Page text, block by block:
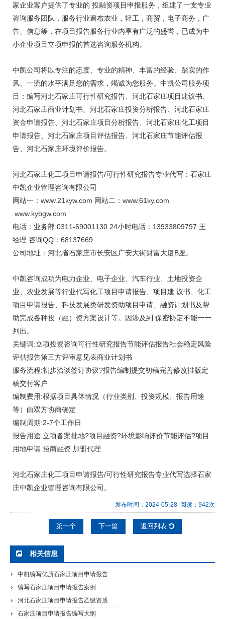
家企业客户提供了专业的 投融资项目申报服务，组建了一支专业
咨询服务团队，服务行业遍布农业，轻工，商贸，电子商务，广
告、信息等，在项目报告服务行业内享有广泛的盛誉，已成为中
小企业项目立项申报的首选咨询服务机构。
中凯公司将以专注的态度、专业的精神、丰富的经验、踏实的作
风、一流的水平满足您的需求，竭诚为您服务。中凯公司服务项
目：编写河北石家庄可行性研究报告、河北石家庄项目建议书、
河北石家庄商业计划书、河北石家庄投资分析报告、河北石家庄
资金申请报告、河北石家庄项目分析报告、河北石家庄化工项目
申请报告、河北石家庄项目评估报告、河北石家庄节能评估报
告、河北石家庄环境评价报告。
河北石家庄化工项目申请报告/可行性研究报告专业代写：石家庄
中凯企业管理咨询有限公司
网站一：www.21kyw.com 网站二：www.61ky.com
www.kybgw.com
电话：业务部:0311-69001130 24小时电话：13933809797 王
经理 咨询QQ：68137669
公司地址：河北省石家庄市长安区广安大街财富大厦B座。
中凯咨询成功为电力企业、电子企业、汽车行业、土地投资企
业、农业发展等行业代写化工项目申请报告、项目建 议书、化工
项目申请报告、科技发展类研发资助项目申请、融资计划书及帮
助完成各种投（融）资方案设计等。因涉及到 保密协定不能一一
列出。
关键词:立项投资咨询可行性研究报告节能评估报告社会稳定风险
评估报告第三方评审意见表商业计划书
服务流程:初步洽谈签订协议?报告编制提交初稿完善修改排版定
稿交付客户
编制费用:根据项目具体情况（行业类别、投资规模、报告用途
等）由双方协商确定
编制周期:2-7个工作日
报告用途:立项备案批地?项目融资?环境影响评价节能评估?项目
用地申请 招商融资 加盟代理
河北石家庄化工项目申请报告/可行性研究报告专业代写选择石家
庄中凯企业管理咨询有限公司。
发布时间：2024-05-28 阅读：942次
第一个 下一篇 返回列表
相关信息
中凯编写优质石家庄项目申请报告
编写石家庄项目申请报告案例
河北石家庄项目申请报告乙级资质
石家庄项目申请报告编写大纲